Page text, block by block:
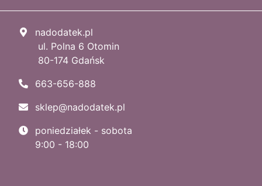
nadodatek.pl
ul. Polna 6 Otomin
80-174 Gdańsk
663-656-888
sklep@nadodatek.pl
poniedziałek - sobota
9:00 - 18:00